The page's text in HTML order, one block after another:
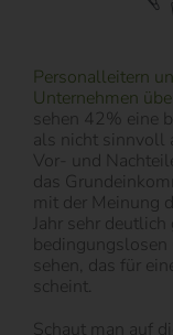
Personalleitern
Unternehmen
sehen 42% eine
als nicht sinnvoll
Vor- und
das
mit der Meinung
Jahr sehr
sehen, das für
scheint.
Schaut man auf